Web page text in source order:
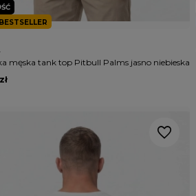
męska tank top Pitbull Palms jasno niebieska